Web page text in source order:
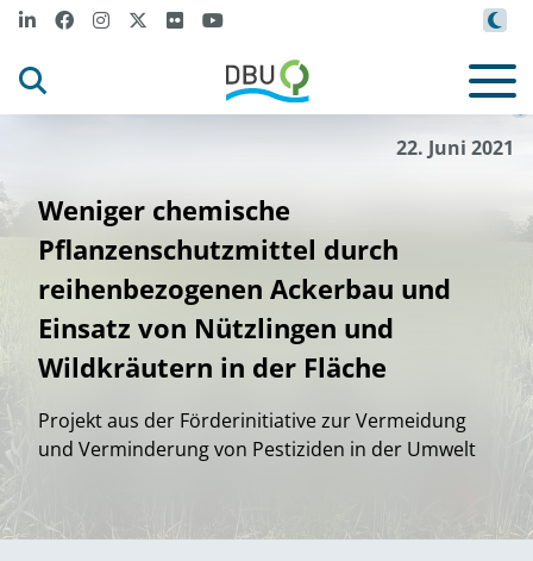
D
r . U
te
M
ag
iera /
DBU
22. Juni 2021
Weniger chemische
Pflanzenschutzmittel durch
reihenbezogenen Ackerbau und
Einsatz von Nützlingen und
Wildkräutern in der Fläche
Projekt aus der Förderinitiative zur Vermeidung
und Verminderung von Pestiziden in der Umwelt